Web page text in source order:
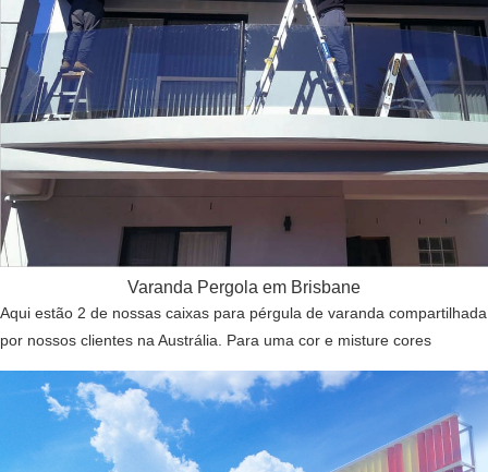
Varanda Pergola em Brisbane
Aqui estão 2 de nossas caixas para pérgula de varanda compartilhada
por nossos clientes na Austrália. Para uma cor e misture cores